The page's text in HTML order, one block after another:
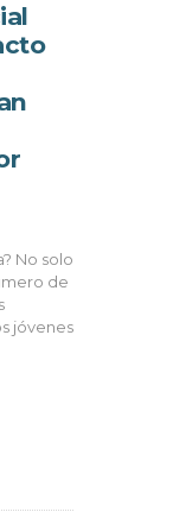
No solo
de
jóvenes